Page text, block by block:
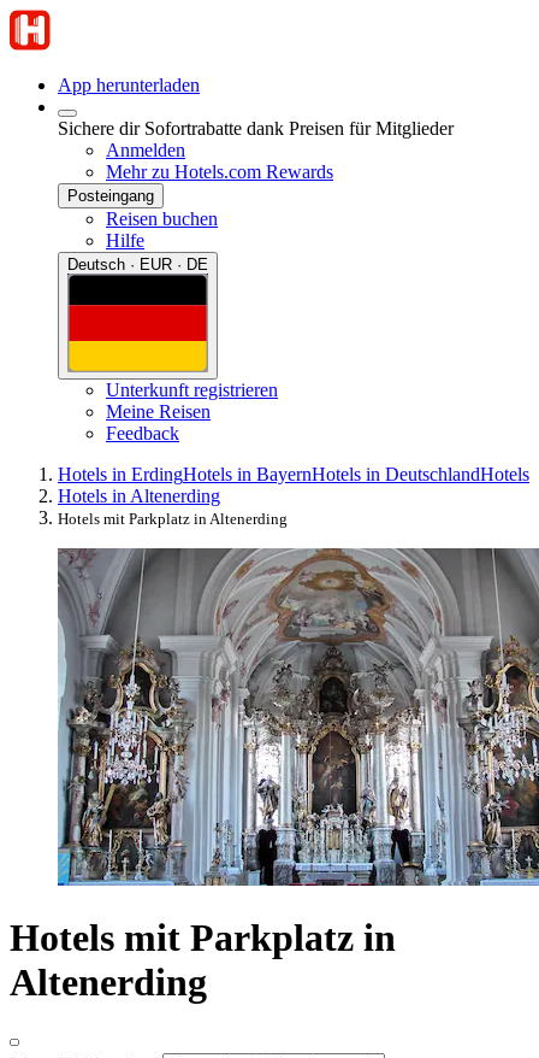
App herunterladen
Sichere dir Sofortrabatte dank Preisen für Mitglieder
Anmelden
Mehr zu Hotels.com Rewards
Posteingang
Reisen buchen
Hilfe
Deutsch · EUR · DE
Unterkunft registrieren
Meine Reisen
Feedback
Hotels in ErdingHotels in BayernHotels in DeutschlandHotels
Hotels in Altenerding
Hotels mit Parkplatz in Altenerding
Hotels mit Parkplatz in
Altenerding